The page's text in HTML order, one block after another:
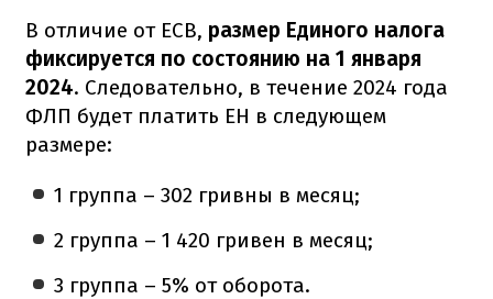
В отличие от ЕСВ, размер Единого налога
фиксируется по состоянию на 1 января
2024. Следовательно, в течение 2024 года
ФЛП будет платить ЕН в следующем
размере:
1 группа – 302 гривны в месяц;
2 группа – 1 420 гривен в месяц;
3 группа – 5% от оборота.